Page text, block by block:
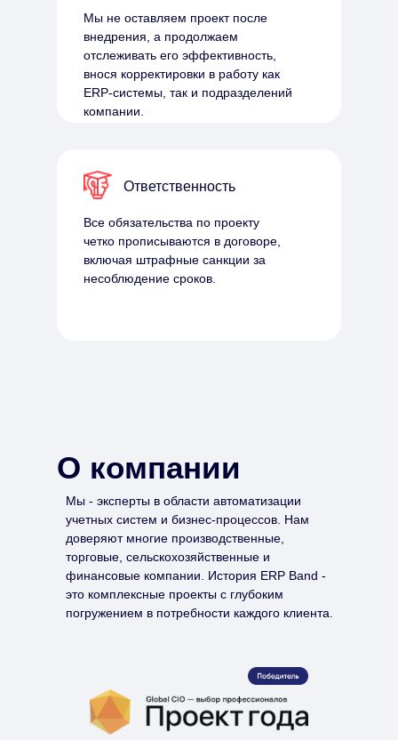
Мы не оставляем проект после
внедрения, а продолжаем
отслеживать его эффективность,
внося корректировки в работу как
ERP-системы, так и подразделений
компании.
Ответственность
Все обязательства по проекту
четко прописываются в договоре,
включая штрафные санкции за
несоблюдение сроков.
Мы - эксперты в области автоматизации
учетных систем и бизнес-процессов. Нам
доверяют многие производственные,
торговые, сельскохозяйственные и
финансовые компании. История ERP Band -
это комплексные проекты с глубоким
погружением в потребности каждого клиента.
О компании